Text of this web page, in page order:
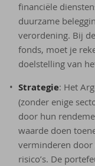
financiële
duurzame
verordening. Bij
fonds, moet je
doelstelling van
Strategie: Het
(zonder enige
door hun
waarde doen
verminderen door
risico’s. De